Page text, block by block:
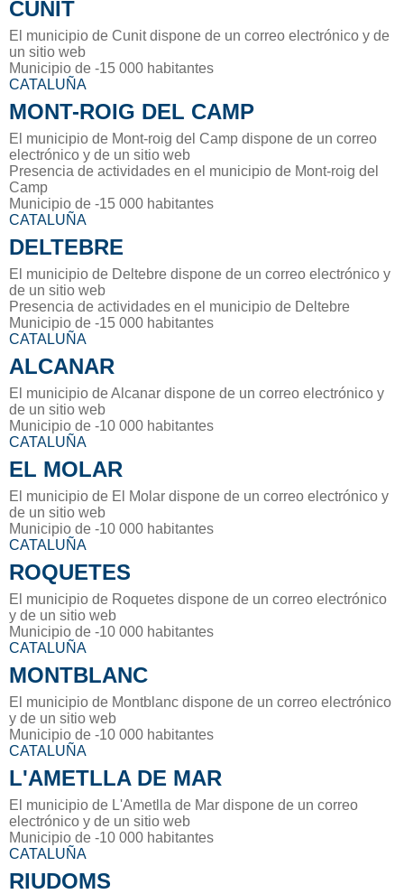
CUNIT
El municipio de Cunit dispone de un correo electrónico y de
un sitio web
Municipio de -15 000 habitantes
CATALUÑA
MONT-ROIG DEL CAMP
El municipio de Mont-roig del Camp dispone de un correo
electrónico y de un sitio web
Presencia de actividades en el municipio de Mont-roig del
Camp
Municipio de -15 000 habitantes
CATALUÑA
DELTEBRE
El municipio de Deltebre dispone de un correo electrónico y
de un sitio web
Presencia de actividades en el municipio de Deltebre
Municipio de -15 000 habitantes
CATALUÑA
ALCANAR
El municipio de Alcanar dispone de un correo electrónico y
de un sitio web
Municipio de -10 000 habitantes
CATALUÑA
EL MOLAR
El municipio de El Molar dispone de un correo electrónico y
de un sitio web
Municipio de -10 000 habitantes
CATALUÑA
ROQUETES
El municipio de Roquetes dispone de un correo electrónico
y de un sitio web
Municipio de -10 000 habitantes
CATALUÑA
MONTBLANC
El municipio de Montblanc dispone de un correo electrónico
y de un sitio web
Municipio de -10 000 habitantes
CATALUÑA
L'AMETLLA DE MAR
El municipio de L'Ametlla de Mar dispone de un correo
electrónico y de un sitio web
Municipio de -10 000 habitantes
CATALUÑA
RIUDOMS